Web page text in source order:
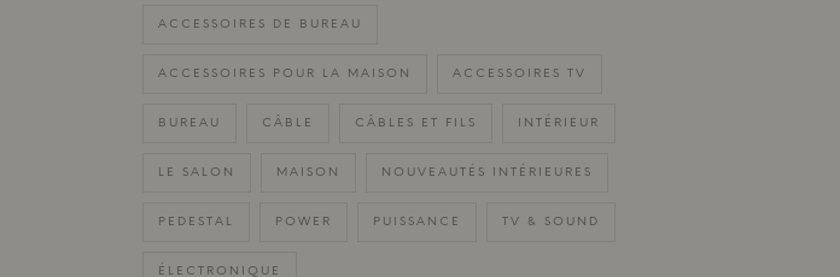
ACCESSOIRES DE BUREAU
ACCESSOIRES POUR LA MAISON ACCESSOIRES TV
BUREAU CÂBLE CÂBLES ET FILS INTÉRIEUR
LE SALON MAISON NOUVEAUTÉS INTÉRIEURES
PEDESTAL POWER PUISSANCE TV & SOUND
ÉLECTRONIQUE